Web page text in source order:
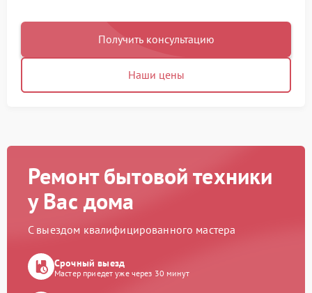
Получить консультацию
Наши цены
Ремонт бытовой техники
у Вас дома
С выездом квалифицированного мастера
Срочный выезд
Мастер приедет уже через 30 минут